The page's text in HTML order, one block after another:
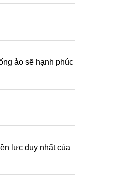
ảo sẽ hạnh phúc
lực duy nhất của